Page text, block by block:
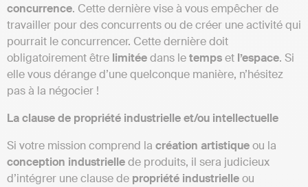
concurrence. Cette dernière vise à vous empêcher de
travailler pour des concurrents ou de créer une activité qui
pourrait le concurrencer. Cette dernière doit
obligatoirement être limitéedans letempset l’espace. Si
elle vous dérange d’une quelconque manière, n’hésitez
pas à la négocier !
La clause de propriété industrielle et/ou intellectuelle
Si votre mission comprend la création artistiqueou la
conception industriellede produits, il sera judicieux
d’intégrer une clause de propriété industrielleou